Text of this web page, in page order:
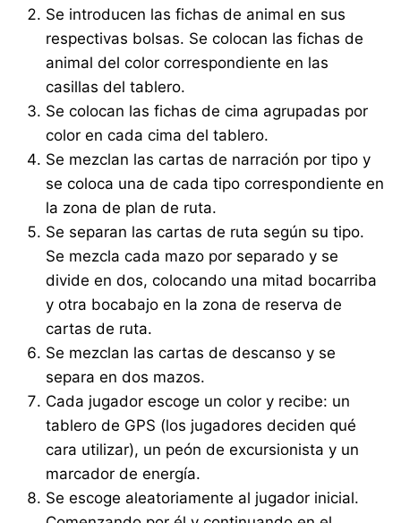
Se introducen las fichas de animal en sus
respectivas bolsas. Se colocan las fichas de
animal del color correspondiente en las
casillas del tablero.
Se colocan las fichas de cima agrupadas por
color en cada cima del tablero.
Se mezclan las cartas de narración por tipo y
se coloca una de cada tipo correspondiente en
la zona de plan de ruta.
Se separan las cartas de ruta según su tipo.
Se mezcla cada mazo por separado y se
divide en dos, colocando una mitad bocarriba
y otra bocabajo en la zona de reserva de
cartas de ruta.
Se mezclan las cartas de descanso y se
separa en dos mazos.
Cada jugador escoge un color y recibe: un
tablero de GPS (los jugadores deciden qué
cara utilizar), un peón de excursionista y un
marcador de energía.
Se escoge aleatoriamente al jugador inicial.